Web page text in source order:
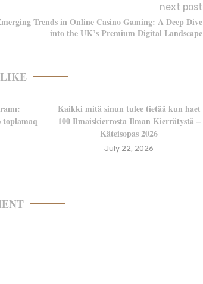
next post
Trends in Online Casino Gaming: A Deep Dive
into the UK’s Premium Digital Landscape
toplamaq
Kaikki mitä sinun tulee tietää kun haet
100 Ilmaiskierrosta Ilman Kierrätystä –
Käteisopas 2026
July 22, 2026